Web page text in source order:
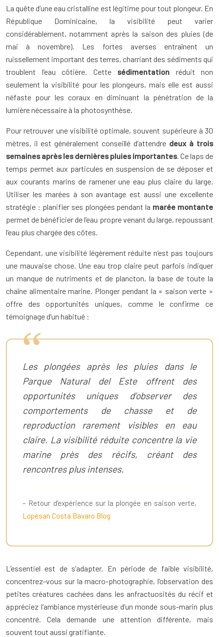
La quête d’une eau cristalline est légitime pour tout plongeur. En
République Dominicaine, la visibilité peut varier
considérablement, notamment après la saison des pluies (de
mai à novembre). Les fortes averses entraînent un
ruissellement important des terres, charriant des sédiments qui
troublent l’eau côtière. Cette sédimentation réduit non
seulement la visibilité pour les plongeurs, mais elle est aussi
néfaste pour les coraux en diminuant la pénétration de la
lumière nécessaire à la photosynthèse.
Pour retrouver une visibilité optimale, souvent supérieure à 30
mètres, il est généralement conseillé d’attendre deux à trois
semaines après les dernières pluies importantes. Ce laps de
temps permet aux particules en suspension de se déposer et
aux courants marins de ramener une eau plus claire du large.
Utiliser les marées à son avantage est aussi une excellente
stratégie : planifier ses plongées pendant la marée montante
permet de bénéficier de l’eau propre venant du large, repoussant
l’eau plus chargée des côtes.
Cependant, une visibilité légèrement réduite n’est pas toujours
une mauvaise chose. Une eau trop claire peut parfois indiquer
un manque de nutriments et de plancton, la base de toute la
chaîne alimentaire marine. Plonger pendant la « saison verte »
offre des opportunités uniques, comme le confirme ce
témoignage d’un habitué :
Les plongées après les pluies dans le
Parque Natural del Este offrent des
opportunités uniques d’observer des
comportements de chasse et de
reproduction rarement visibles en eau
claire. La visibilité réduite concentre la vie
marine près des récifs, créant des
rencontres plus intenses.
– Retour d’expérience sur la plongée en saison verte,
Lopesan Costa Bavaro Blog
L’essentiel est de s’adapter. En période de faible visibilité,
concentrez-vous sur la macro-photographie, l’observation des
petites créatures cachées dans les anfractuosités du récif et
appréciez l’ambiance mystérieuse d’un monde sous-marin plus
concentré. Cela demande une attention différente, mais
souvent tout aussi gratifiante.